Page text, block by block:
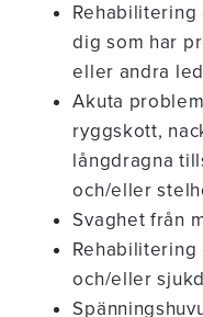
Rehabilitering
dig som har
eller andra
Akuta
ryggskott,
långdragna
och/eller
Svaghet från
och/eller